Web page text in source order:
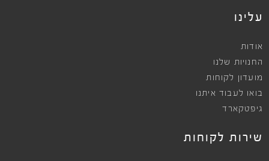
עלינו
אודות
החנויות שלנו
מועדון לקוחות
בואו לעבוד איתנו
גיפטקארד
שירות לקוחות